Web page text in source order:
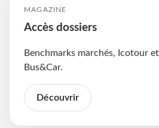
MAGAZINE
Accès dossiers
Benchmarks marchés, Icotour
Bus&Car.
Découvrir